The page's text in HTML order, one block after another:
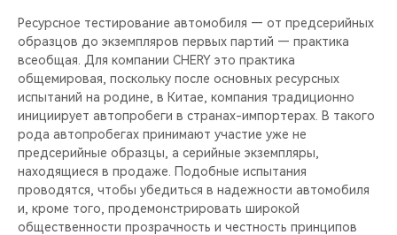
НОВИНКИ
CHERY И СПОРТ
CHERY REMOTE
CHERY CONNECT
НАШИ МЕРОПРИЯТИЯ
CHERY ДЛЯ ДЕТЕЙ
Ресурсное тестирование автомобиля — от предсерийных
образцов до экземпляров первых партий — практика
всеобщая. Для компании CHERY это практика
общемировая, поскольку после основных ресурсных
испытаний на родине, в Китае, компания традиционно
инициирует автопробеги в странах-импортерах. В такого
рода автопробегах принимают участие уже не
предсерийные образцы, а серийные экземпляры,
находящиеся в продаже. Подобные испытания
проводятся, чтобы убедиться в надежности автомобиля
и, кроме того, продемонстрировать широкой
общественности прозрачность и честность принципов